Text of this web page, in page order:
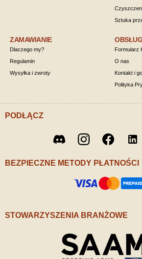
Sztuka
ZAMAWIANIE
Dlaczego my?
Regulamin
Wysyłka i zwroty
Formularz
O nas
Kontakt i
Polityka
PODŁĄCZ
Discord Instagram Facebook
BEZPIECZNE METODY PŁATNOŚCI
STOWARZYSZENIA BRANŻOWE